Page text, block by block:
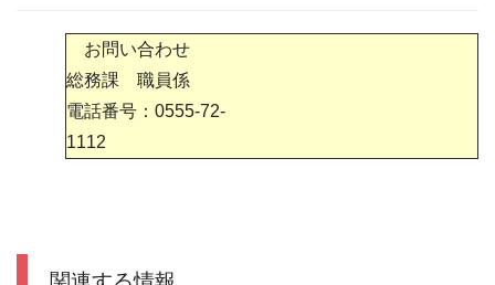
お問い合わせ
総務課 職員係
電話番号：0555-72-
1112